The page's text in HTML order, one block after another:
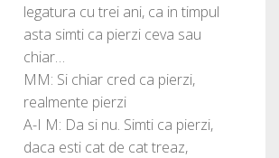
legatura cu trei ani, ca in timpul
asta simti ca pierzi ceva sau
chiar…
MM: Si chiar cred ca pierzi,
realmente pierzi
A-I M: Da si nu. Simti ca pierzi,
daca esti cat de cat treaz,